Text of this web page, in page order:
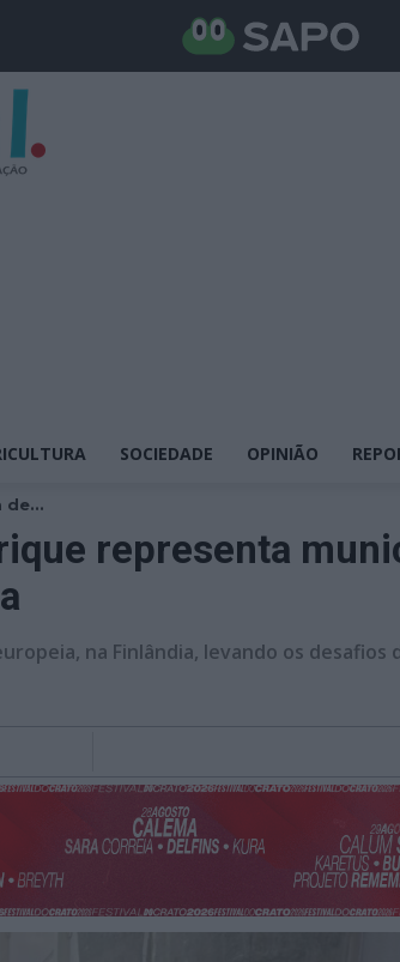
SOCIEDADE OPINIÃO
de...
representa
na Finlândia, levando os